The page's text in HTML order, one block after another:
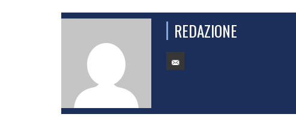
REDAZIONE